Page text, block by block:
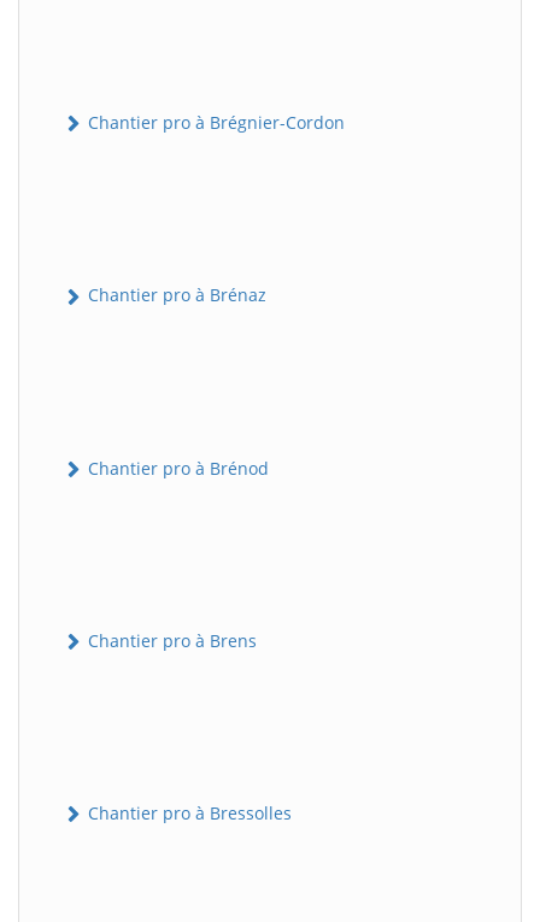
Chantier pro à Brégnier-Cordon
Chantier pro à Brénaz
Chantier pro à Brénod
Chantier pro à Brens
Chantier pro à Bressolles